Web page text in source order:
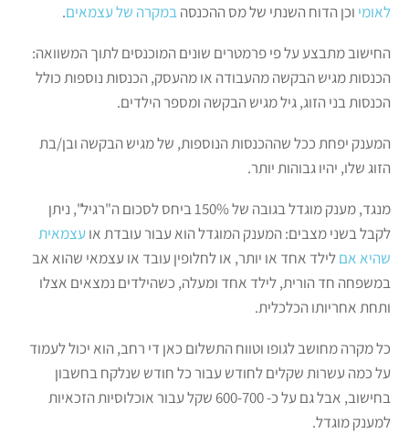
לאומי וכן הדוח השנתי של מס ההכנסהבמקרה של עצמאים.
החישוב מתבצע על פי פרמטרים שונים המוכנסים לתוך המשוואה:
הכנסות מגיש הבקשה מהעבודה או מהעסק, הכנסות נוספות כולל
הכנסות בני הזוג, גיל מגיש הבקשה ומספר הילדים.
המענק יפחת ככל שההכנסות הנוספות, של מגיש הבקשה ובן/בת
הזוג שלו, יהיו גבוהות יותר.
מנגד, מענק מוגדל בגובה של 150% ביחס לסכום ה"רגיל", ניתן
לקבל בשני מצבים: המענק המוגדל הוא עבור עובדת או עצמאית
שהיא אםלילד אחד או יותר, או לחלופין עובד או עצמאי שהוא אב
במשפחה חד הורית, לילד אחד ומעלה, כשהילדים נמצאים אצלו
ותחת אחריותו הכלכלית.
כל מקרה מחושב לגופו וטווח התשלום כאן די רחב, הוא יכול לעמוד
על כמה עשרות שקלים לחודש עבור כל חודש שנלקח בחשבון
בחישוב, אבל גם על כ- 600-700 שקל עבור אוכלוסיות הזכאיות
למענק מוגדל.